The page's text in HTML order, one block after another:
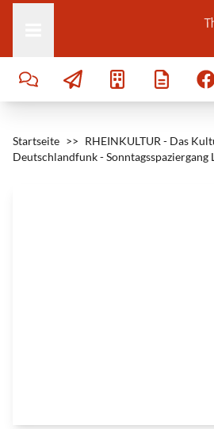
Zum Inhalt springen
Startseite >> RHEINKULTUR - Das
Deutschlandfunk - Sonntagsspaziergang
e
o
r
e
B
r
a